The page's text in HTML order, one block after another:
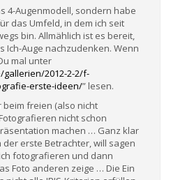
4-Augenmodell, sondern habe
das Umfeld, in dem ich seit
bin. Allmählich ist es bereit,
Ich-Auge nachzudenken. Wenn
mal unter
2012-2-2/f-
erste-ideen/” lesen.
beim freien (also nicht
nicht schon
machen … Ganz klar
erste Betrachter, will sagen
fotografieren und dann
Foto anderen zeige … Die Ein